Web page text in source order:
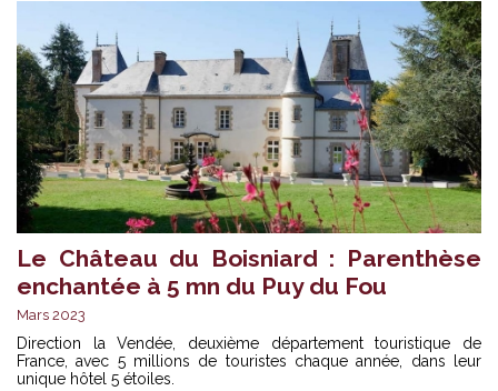
Le Château du Boisniard : Parenthèse
enchantée à 5 mn du Puy du Fou
Mars 2023
Direction la Vendée, deuxième département touristique de
France, avec 5 millions de touristes chaque année, dans leur
unique hôtel 5 étoiles.